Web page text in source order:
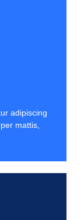
adipiscing
mattis,